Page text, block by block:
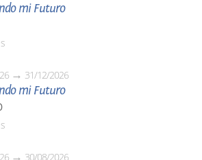
mi Futuro
31/12/2026
mi Futuro
30/08/2026